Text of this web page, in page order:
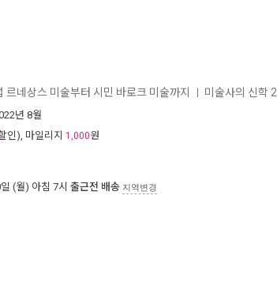
르네상스 미술부터 시민 바로크 미술까지 미술사의 신학 2
년 8월
인), 마일리지 1,000원
(월) 아침 7시 출근전 배송 지역변경